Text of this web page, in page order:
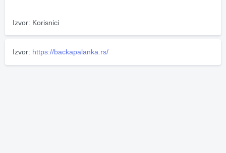
Izvor: Korisnici
Izvor: https://backapalanka.rs/